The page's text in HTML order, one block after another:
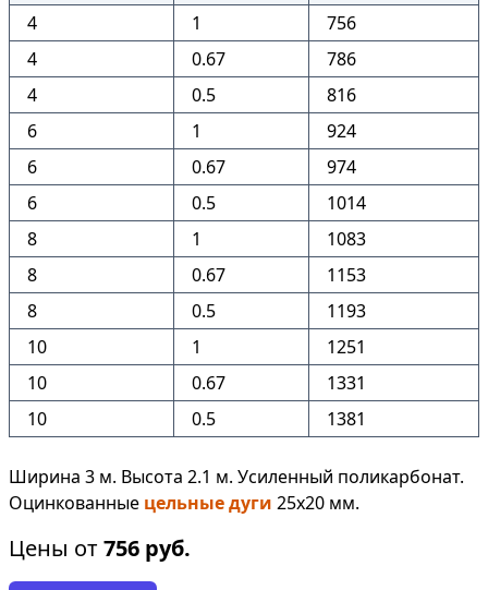
4
1
756
4
0.67
786
4
0.5
816
6
1
924
6
0.67
974
6
0.5
1014
8
1
1083
8
0.67
1153
8
0.5
1193
10
1
1251
10
0.67
1331
10
0.5 1381
Ширина 3 м. Высота 2.1 м. Усиленный поликарбонат.
Оцинкованные цельные дуги 25х20 мм.
Цены от756 руб.